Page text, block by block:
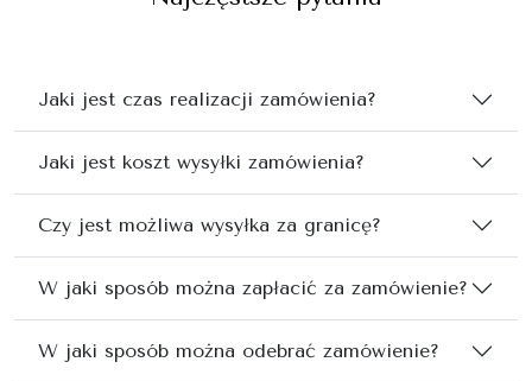
Jaki jest czas realizacji zamówienia?
Jaki jest koszt wysyłki zamówienia?
Czy jest możliwa wysyłka za granicę?
W jaki sposób można zapłacić za zamówienie?
W jaki sposób można odebrać zamówienie?